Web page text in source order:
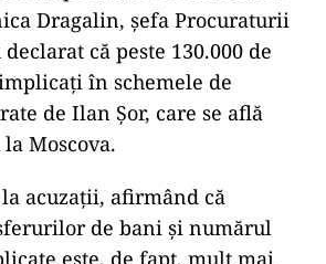
aceasta a anunțat existența
care indică „o fraudă fără
a susținut că ținta
a fost cumpărarea a
recente, poliția a confirmat
au fost documentate
bani în schimbul voturilor.